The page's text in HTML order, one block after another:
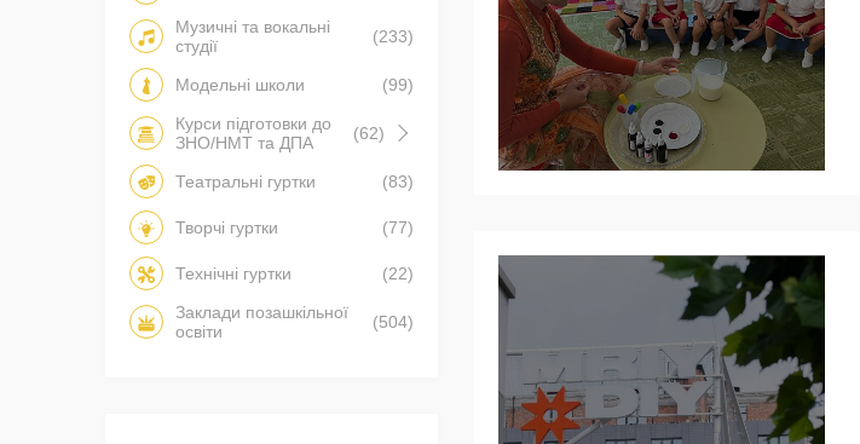
Музичні та вокальні
студії
(233)
Модельні школи
(99)
Курси підготовки до
ЗНО/НМТ та ДПА
(62)
Театральні гуртки (83)
Творчі гуртки (77)
Технічні гуртки
(22)
Заклади позашкільної
освіти
(504)